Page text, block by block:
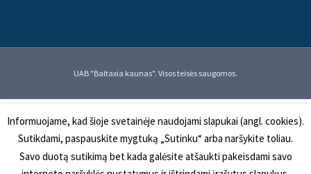
UAB "Baltaxia kaunas". Visos teisės saugomos.
Informuojame, kad šioje svetainėje naudojami slapukai (angl. cookies).
Sutikdami, paspauskite mygtuką „Sutinku“ arba naršykite toliau.
Savo duotą sutikimą bet kada galėsite atšaukti pakeisdami savo